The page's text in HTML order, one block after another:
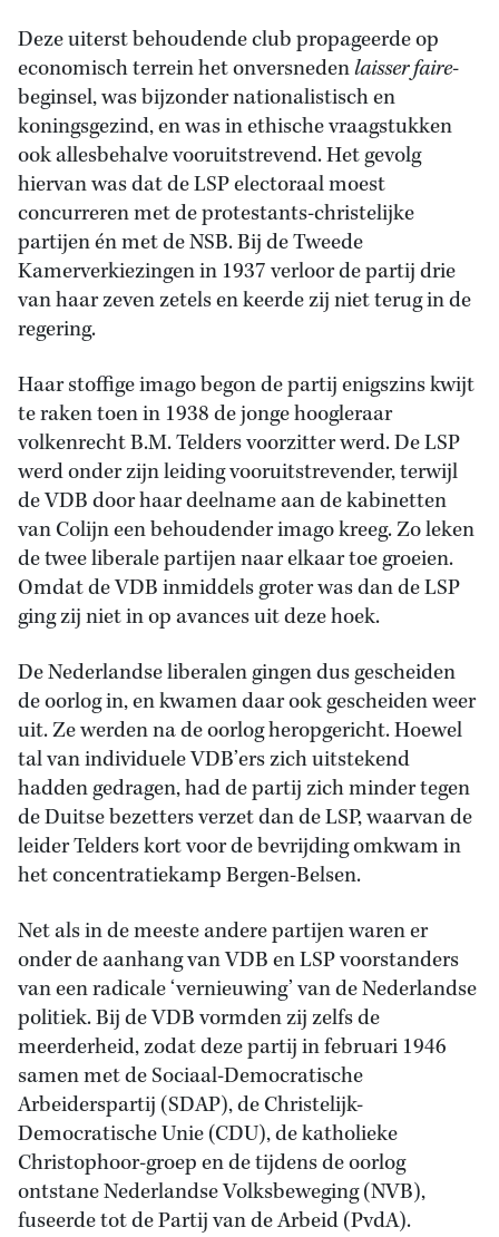
Deze uiterst behoudende club propageerde op
economisch terrein het onversnedenlaisser faire-
beginsel, was bijzonder nationalistisch en
koningsgezind, en was in ethische vraagstukken
ook allesbehalve vooruitstrevend. Het gevolg
hiervan was dat de LSP electoraal moest
concurreren met de protestants-christelijke
partijen én met de NSB. Bij de Tweede
Kamerverkiezingen in 1937 verloor de partij drie
van haar zeven zetels en keerde zij niet terug in de
regering.
Haar stoffige imago begon de partij enigszins kwijt
te raken toen in 1938 de jonge hoogleraar
volkenrecht B.M. Telders voorzitter werd. De LSP
werd onder zijn leiding vooruitstrevender, terwijl
de VDB door haar deelname aan de kabinetten
van Colijn een behoudender imago kreeg. Zo leken
de twee liberale partijen naar elkaar toe groeien.
Omdat de VDB inmiddels groter was dan de LSP
ging zij niet in op avances uit deze hoek.
De Nederlandse liberalen gingen dus gescheiden
de oorlog in, en kwamen daar ook gescheiden weer
uit. Ze werden na de oorlog heropgericht. Hoewel
tal van individuele VDB’ers zich uitstekend
hadden gedragen, had de partij zich minder tegen
de Duitse bezetters verzet dan de LSP, waarvan de
leider Telders kort voor de bevrijding omkwam in
het concentratiekamp Bergen-Belsen.
Net als in de meeste andere partijen waren er
onder de aanhang van VDB en LSP voorstanders
van een radicale ‘vernieuwing’ van de Nederlandse
politiek. Bij de VDB vormden zij zelfs de
meerderheid, zodat deze partij in februari 1946
samen met de Sociaal-Democratische
Arbeiderspartij (SDAP), de Christelijk-
Democratische Unie (CDU), de katholieke
Christophoor-groep en de tijdens de oorlog
ontstane Nederlandse Volksbeweging (NVB),
fuseerde tot de Partij van de Arbeid (PvdA).